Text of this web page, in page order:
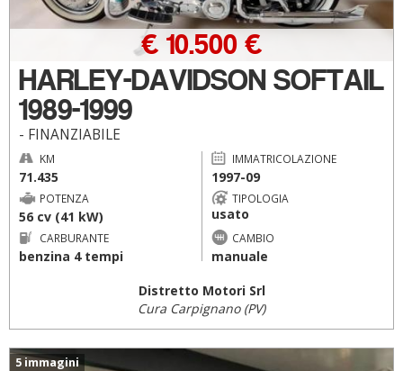
HARLEY-DAVIDSON SOFTAIL
1989-1999
- FINANZIABILE
€ 10.500 €
KM
71.435
IMMATRICOLAZIONE
1997-09
POTENZA
56 cv (41 kW)
TIPOLOGIA
usato
CARBURANTE
benzina 4 tempi
CAMBIO
manuale
Distretto Motori Srl
Cura Carpignano (PV)
5 immagini